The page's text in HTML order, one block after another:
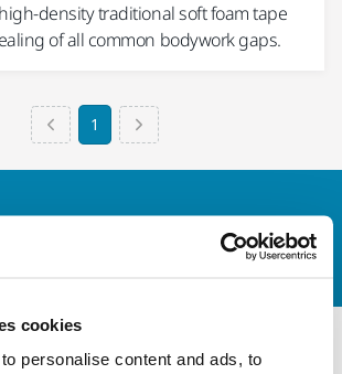
cookies
personalise content and ads, to
density traditional soft foam tape
of all common bodywork gaps.
1
，我们的专家客服团队